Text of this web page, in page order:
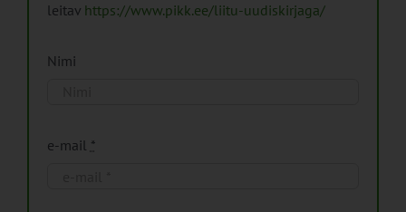
leitav https://www.pikk.ee/liitu-uudiskirjaga/
Nimi
e-mail *